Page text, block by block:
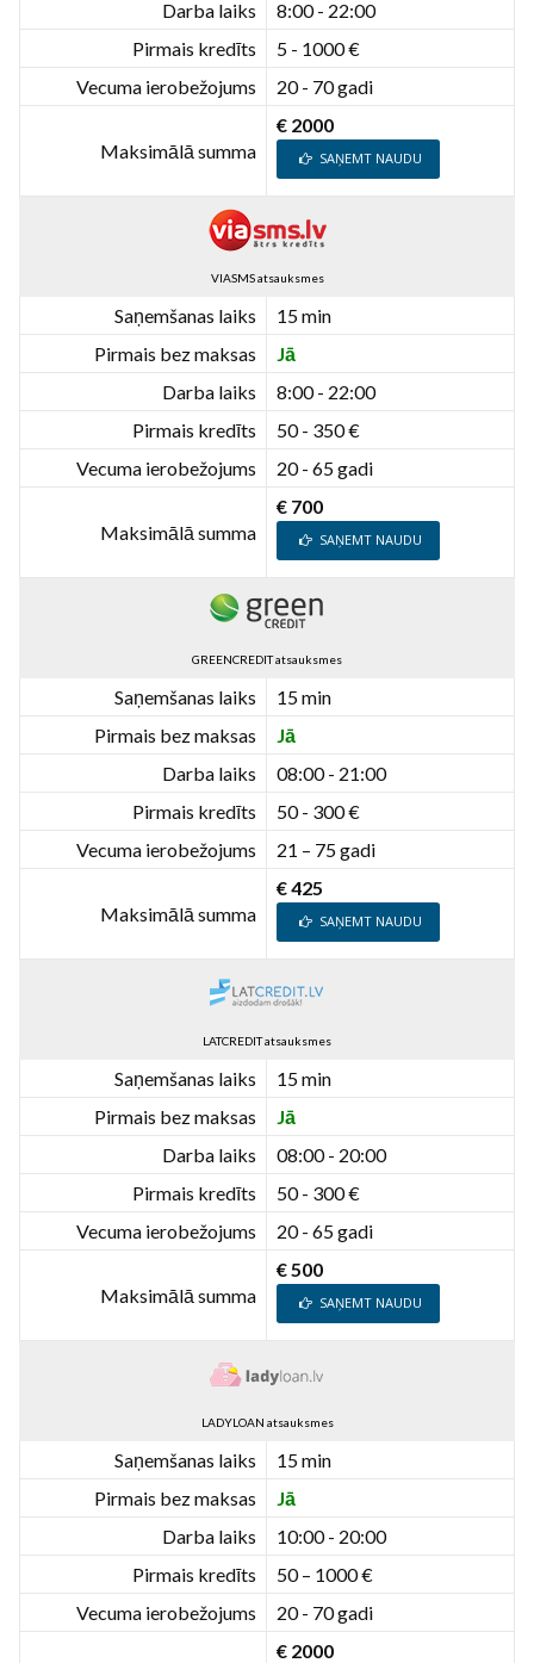
Darba laiks
8:00 - 22:00
Pirmais kredīts
5 - 1000 €
Vecuma ierobežojums
20 - 70 gadi
Maksimālā summa
€ 2000
SAŅEMT NAUDU
VIASMS atsauksmes
Saņemšanas laiks
15 min
Pirmais bez maksas
Jā
Darba laiks
8:00 - 22:00
Pirmais kredīts
50 - 350 €
Vecuma ierobežojums
20 - 65 gadi
Maksimālā summa
€ 700
SAŅEMT NAUDU
GREENCREDIT atsauksmes
Saņemšanas laiks
15 min
Pirmais bez maksas
Jā
Darba laiks
08:00 - 21:00
Pirmais kredīts
50 - 300 €
Vecuma ierobežojums
21 – 75 gadi
Maksimālā summa
€ 425
SAŅEMT NAUDU
LATCREDIT atsauksmes
Saņemšanas laiks
15 min
Pirmais bez maksas
Jā
Darba laiks
08:00 - 20:00
Pirmais kredīts
50 - 300 €
Vecuma ierobežojums
20 - 65 gadi
Maksimālā summa
€ 500
SAŅEMT NAUDU
LADYLOAN atsauksmes
Saņemšanas laiks
15 min
Pirmais bez maksas
Jā
Darba laiks
10:00 - 20:00
Pirmais kredīts
50 – 1000 €
Vecuma ierobežojums
20 - 70 gadi
€ 2000